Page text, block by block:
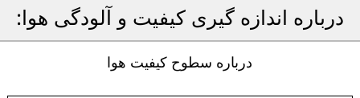
درباره اندازه گیری کیفیت و آلودگی هوا:
درباره سطوح کیفیت هوا